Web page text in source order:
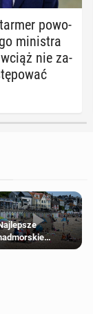
po­wo­
mi­ni­stra
nie za­
blisko